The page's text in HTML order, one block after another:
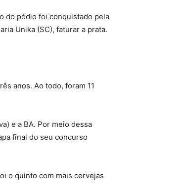
do pódio foi conquistado pela
Unika (SC), faturar a prata.
anos. Ao todo, foram 11
e a BA. Por meio dessa
final do seu concurso
o quinto com mais cervejas